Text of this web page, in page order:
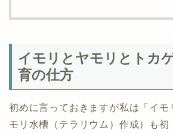
イモリとヤモリとトカ
育の仕方
初めに言っておきますが私は「イモ
モリ水槽（テラリウム）作成）も初